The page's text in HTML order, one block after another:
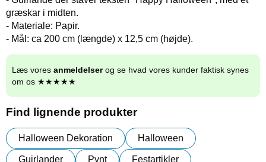
græskar i midten.
- Materiale: Papir.
- Mål: ca 200 cm (længde) x 12,5 cm (højde).
Læs vores anmeldelserog se hvad vores kunder faktisk synes
om os ★★★★★
Find lignende produkter
Halloween Dekoration Halloween
Guirlander Pynt Festartikler